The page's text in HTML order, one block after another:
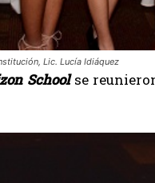
Lic. Lucía Idiáquez
Schoolse